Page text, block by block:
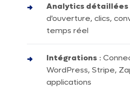
Analytics détaillées
d'ouverture, clics,
temps réel
Intégrations :
WordPress, Stripe,
applications